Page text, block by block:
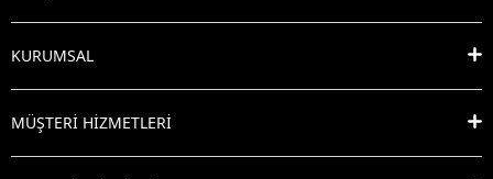
KURUMSAL
MÜŞTERİ HİZMETLERİ